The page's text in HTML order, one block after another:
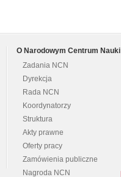
O Narodowym Centrum Nauki
Zadania NCN
Dyrekcja
Rada NCN
Koordynatorzy
Struktura
Akty prawne
Oferty pracy
Zamówienia publiczne
Nagroda NCN